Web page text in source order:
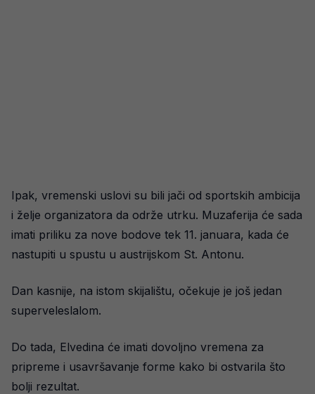
Ipak, vremenski uslovi su bili jači od sportskih ambicija
i želje organizatora da održe utrku. Muzaferija će sada
imati priliku za nove bodove tek 11. januara, kada će
nastupiti u spustu u austrijskom St. Antonu.
Dan kasnije, na istom skijalištu, očekuje je još jedan
superveleslalom.
Do tada, Elvedina će imati dovoljno vremena za
pripreme i usavršavanje forme kako bi ostvarila što
bolji rezultat.